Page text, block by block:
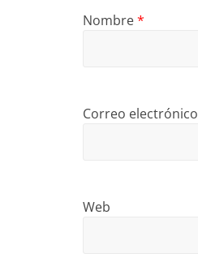
Nombre*
Correo electrónico
Web